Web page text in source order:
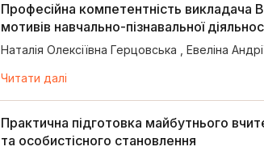
Професійна компетентність викладача
мотивів навчально-пізнавальної
Наталія Олексіївна Герцовська Евеліна
Читати далі
Практична підготовка майбутнього
та особистісного становлення